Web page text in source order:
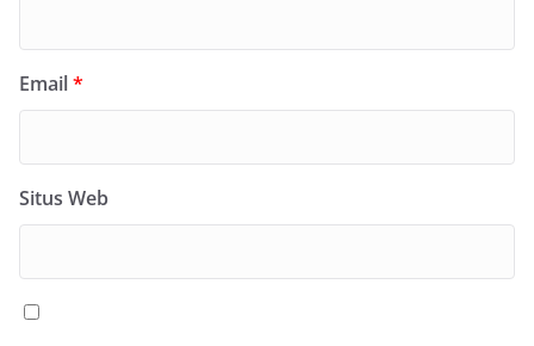
Email*
Situs Web